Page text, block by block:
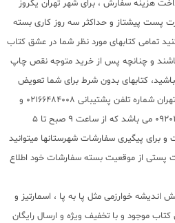
هزینه سفارش ، برای شهر تهران یکروز
پست پیشتاز و حداکثر سه روز کاری بسته
تمامی کتابهای مورد نظر شما در عشق کتاب
و چنانچه پس از خرید متوجه نقص چاپ
کتابهای بدون شرط برای شما تعویض
خواهد شد. برای پیگیری سفارشات تهران شماره تلفن پشتیبانی 02166484008 و
شماره تلگرام یا واتس اپ 09203472622 می باشد که از ساعت 9 صبح تا 5
برای پیگیری سفارشات شهرستانها میتوانید
پستی از موقعیت بسته سفارشات خود اطلاع
اندیشه خوارزمی مثل پا به پا ، اسمارتیز و
موجود و با تخفیف ویژه و ارسال رایگان